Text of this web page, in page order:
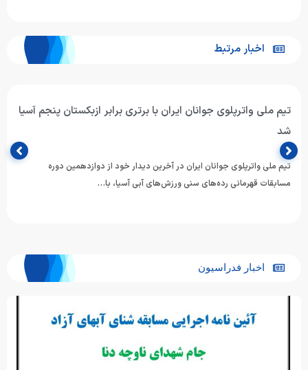
اخبار مرتبط
تیم ملی واترپلوی جوانان ایران با برتری برابر ازبکستان پنجم آسیا
شد
تیم ملی واترپلوی جوانان ایران در آخرین دیدار خود از دوازدهمین دوره
مسابقات قهرمانی رده‌های سنی ورزش‌های آبی آسیا، با…
اخبار فدراسیون